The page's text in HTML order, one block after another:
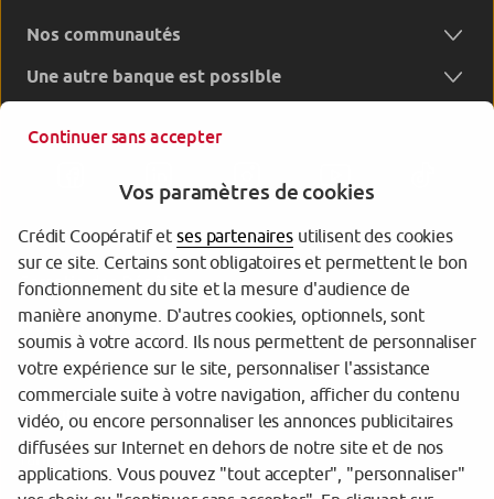
Nos communautés
Une autre banque est possible
Garantie des Dépôts
Protection des données personnelles
Gestion des cookies
Sécurité
Tarifs
Continuer sans accepter
Vos paramètres de cookies
Crédit Coopératif etses partenairesutilisent des cookies
sur ce site. Certains sont obligatoires et permettent le bon
fonctionnement du site et la mesure d'audience de
manière anonyme. D'autres cookies, optionnels, sont
soumis à votre accord. Ils nous permettent de personnaliser
votre expérience sur le site, personnaliser l'assistance
commerciale suite à votre navigation, afficher du contenu
vidéo, ou encore personnaliser les annonces publicitaires
diffusées sur Internet en dehors de notre site et de nos
applications. Vous pouvez "tout accepter", "personnaliser"